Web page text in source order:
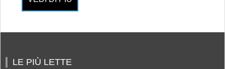
LE PIÙ LETTE